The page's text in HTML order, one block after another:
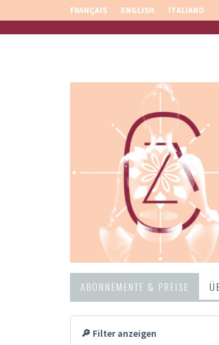
FRANÇAIS ENGLISH ITALIANO
ABONNEMENTE & PREISE
🔎 Filter anzeigen